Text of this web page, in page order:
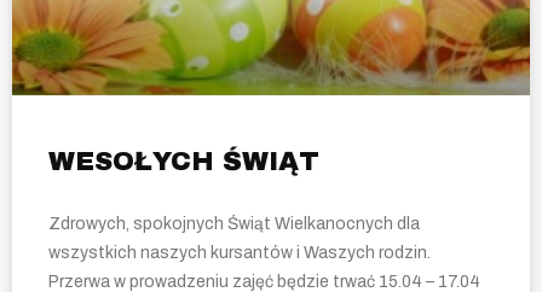
WESOŁYCH ŚWIĄT
Zdrowych, spokojnych Świąt Wielkanocnych dla
wszystkich naszych kursantów i Waszych rodzin.
Przerwa w prowadzeniu zajęć będzie trwać 15.04 – 17.04